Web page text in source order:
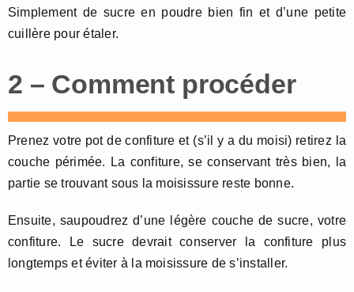
Simplement de sucre en poudre bien fin et d’une petite
cuillère pour étaler.
2 – Comment procéder
Prenez votre pot de confiture et (s’il y a du moisi) retirez la
couche périmée. La confiture, se conservant très bien, la
partie se trouvant sous la moisissure reste bonne.
Ensuite, saupoudrez d’une légère couche de sucre, votre
confiture. Le sucre devrait conserver la confiture plus
longtemps et éviter à la moisissure de s’installer.